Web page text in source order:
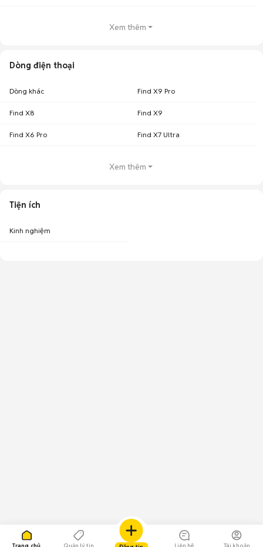
Xem thêm
Dòng điện thoại
Dòng khác Find X9 Pro
Find X8 Find X9
Find X6 Pro Find X7 Ultra
Xem thêm
Tiện ích
Kinh nghiệm